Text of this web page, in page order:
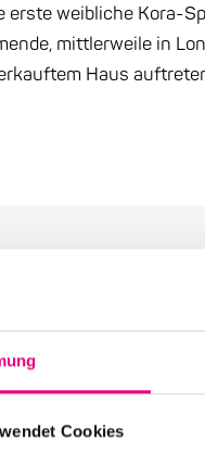
Cookies
weibliche Kora-
mittlerweile in
Haus
der